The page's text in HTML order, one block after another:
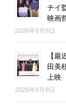
チイ
映画
2026年8月8日
【
田美
上映
2026年8月8日